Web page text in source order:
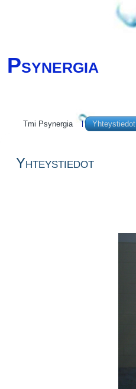
Psynergia
Tmi Psynergia Yhteystiedot
Yhteystiedot